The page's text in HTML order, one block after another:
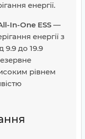
енергії.
In-One ESS —
енергії з
9.9 до 19.9
рівнем